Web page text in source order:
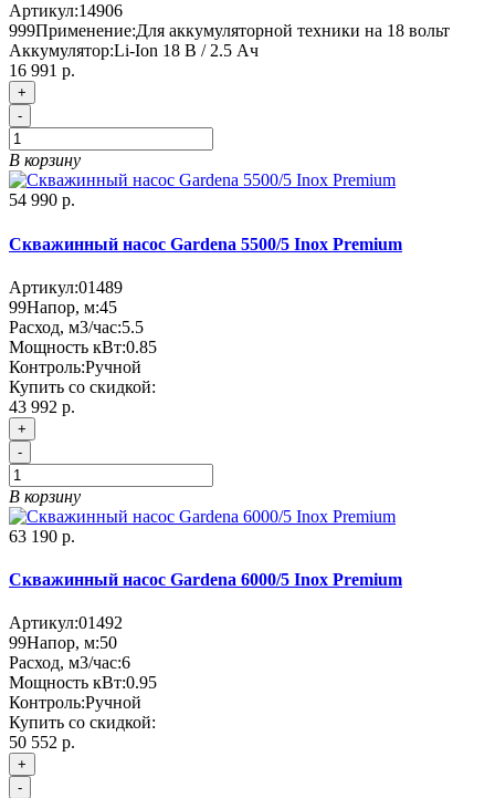
Артикул:14906
999Применение:Для аккумуляторной техники на 18 вольт
Аккумулятор:Li-Ion 18 В / 2.5 Ач
16 991 р.
+
-
В корзину
54 990 р.
Скважинный насос Gardena 5500/5 Inox Premium
Артикул:01489
99Напор, м:45
Расход, м3/час:5.5
Мощность кВт:0.85
Контроль:Ручной
Купить со скидкой:
43 992 р.
+
-
В корзину
63 190 р.
Скважинный насос Gardena 6000/5 Inox Premium
Артикул:01492
99Напор, м:50
Расход, м3/час:6
Мощность кВт:0.95
Контроль:Ручной
Купить со скидкой:
50 552 р.
+
-